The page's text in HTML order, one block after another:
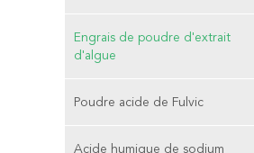
Engrais de poudre d'extrait
d'algue
Poudre acide de Fulvic
Acide humique de sodium